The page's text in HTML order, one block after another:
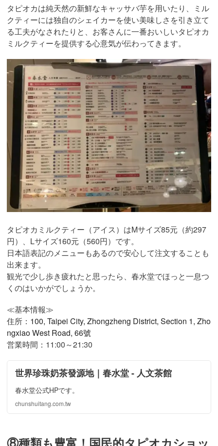
タピオカは純天然の新鮮なキャッサバ芋を用いたり、ミル
クティーには独自のシェイカーを使い美味しさを引き立て
る工夫がなされたりと、お客さんに一番おいしいタピオカ
ミルクティーを提供する心意気が伝わってきます。
タピオカミルクティー（アイス）はMサイズ85元（約297
円）、Lサイズ160元（560円）です。
日本語表記のメニューもあるので安心して注文することも
出来ます。
観光で少し歩き疲れたと思ったら、春水堂でほっと一息つ
くのはいかがでしょうか。
≪基本情報≫
住所： 100, Taipei City, Zhongzheng District, Section 1, Zho
ngxiao West Road, 66號
営業時間：11:00～21:30
世界珍珠奶茶發源地｜春水堂 - 人文茶館
春水堂公式HPです。
chunshuitang.com.tw